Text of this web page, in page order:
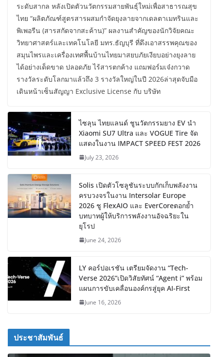
ระดับสากล หลังเปิดตัวนวัตกรรมสายพันธุ์ใหม่เพื่อสาธารณสุข
ไทย “ผลิตภัณฑ์สูตรสารผสมกำจัดยุงลายจากเดลตาเมทรินและ
พิเพอรีน (สารสกัดจากสะค้าน)” ผลงานสำคัญของนักวิจัยคณะ
วิทยาศาสตร์และเทคโนโลยี มทร.ธัญบุรี ที่ดึงเอาสรรพคุณของ
สมุนไพรและเครื่องเทศพื้นบ้านไทยมาสยบภัยเงียบอย่างยุงลาย
ได้อย่างเด็ดขาด ปลอดภัย ไร้สารตกค้าง แถมฟอร์มเจ๋งกวาด
รางวัลระดับโลกมาแล้วถึง 3 รางวัลใหญ่ในปี 2026ล่าสุดจับมือ
เดินหน้าเซ็นสัญญา Exclusive License กับ บริษัท
ไซลุน ไทยแลนด์ ชูนวัตกรรมยาง EV นำ
Xiaomi SU7 Ultra และ VOGUE Tire จัด
แสดงในงาน IMPACT SPEED FEST 2026
July 23, 2026
Solis เปิดตัวโซลูชันระบบกักเก็บพลังงาน
ครบวงจรในงาน Intersolar Europe
2026 ชู FlexAIO และ EverCoreตอกย้ำ
บทบาทผู้ให้บริการพลังงานอัจฉริยะใน
ยุโรป
June 24, 2026
LY คอร์ปอเรชัน เตรียมจัดงาน “Tech-
Verse 2026”เปิดวิสัยทัศน์ “Agent i” พร้อม
แผนการขับเคลื่อนองค์กรสู่ยุค AI-First
June 16, 2026
ประชาสัมพันธ์